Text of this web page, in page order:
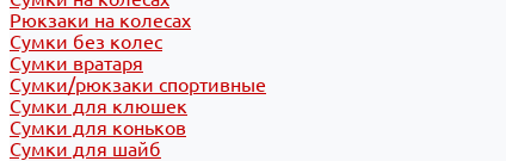
Рюкзаки на колесах
Сумки без колес
Сумки вратаря
Сумки/рюкзаки спортивные
Сумки для клюшек
Сумки для коньков
Сумки для шайб